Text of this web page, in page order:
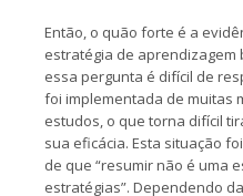
Então, o quão forte é a
estratégia de aprendizagem
essa pergunta é difícil de
foi implementada de muitas
estudos, o que torna difícil
sua eficácia. Esta situação
de que “resumir não é uma
estratégias”. Dependendo